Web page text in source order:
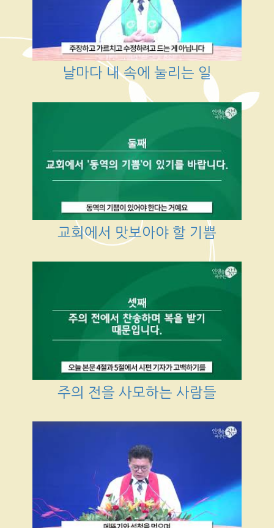
날마다 내 속에 눌리는 일
교회에서 맛보아야 할 기쁨
주의 전을 사모하는 사람들